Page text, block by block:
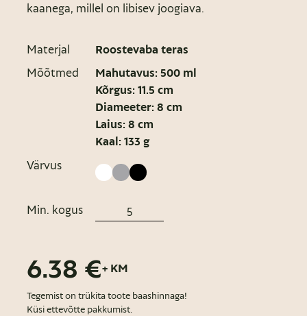
kaanega, millel on libisev joogiava.
Materjal
Roostevaba teras
Mõõtmed
Mahutavus: 500 ml
Kõrgus: 11.5 cm
Diameeter: 8 cm
Laius: 8 cm
Kaal: 133 g
Värvus
Min. kogus
6.38 €+ KM
Tegemist on trükita toote baashinnaga!
Küsi ettevõtte pakkumist.